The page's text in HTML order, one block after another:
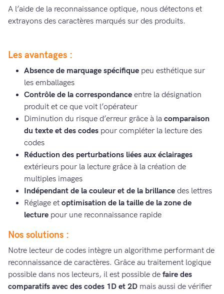
A l’aide de la reconnaissance optique, nous détectons et
extrayons des caractères marqués sur des produits.
Les avantages :
Absence de marquage spécifique peu esthétique sur
les emballages
Contrôle de la correspondance entre la désignation
produit et ce que voit l’opérateur
Diminution du risque d’erreur grâce à la comparaison
du texte et des codes pour compléter la lecture des
codes
Réduction des perturbations liées aux éclairages
extérieurs pour la lecture grâce à la création de
multiples images
Indépendant de la couleur et de la brillance des lettres
Réglage et optimisation de la taille de la zone de
lecture pour une reconnaissance rapide
Nos solutions :
Notre lecteur de codes intègre un algorithme performant de
reconnaissance de caractères. Grâce au traitement logique
possible dans nos lecteurs, il est possible de faire des
comparatifs avec des codes 1D et 2D mais aussi de vérifier